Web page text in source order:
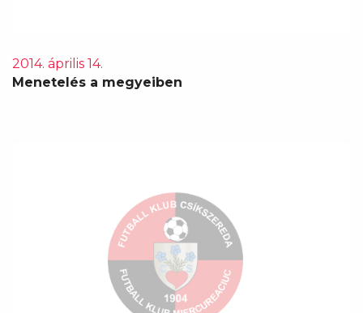
2014. április 14.
Menetelés a megyeiben